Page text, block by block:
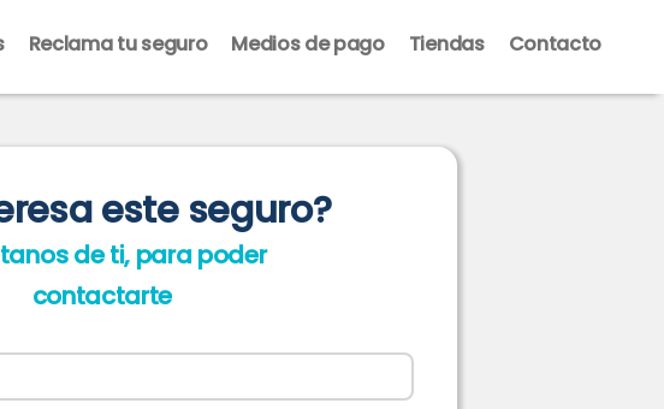
Reclama tu seguro Medios de pago Tiendas Contacto
este seguro?
de ti, para poder
contactarte